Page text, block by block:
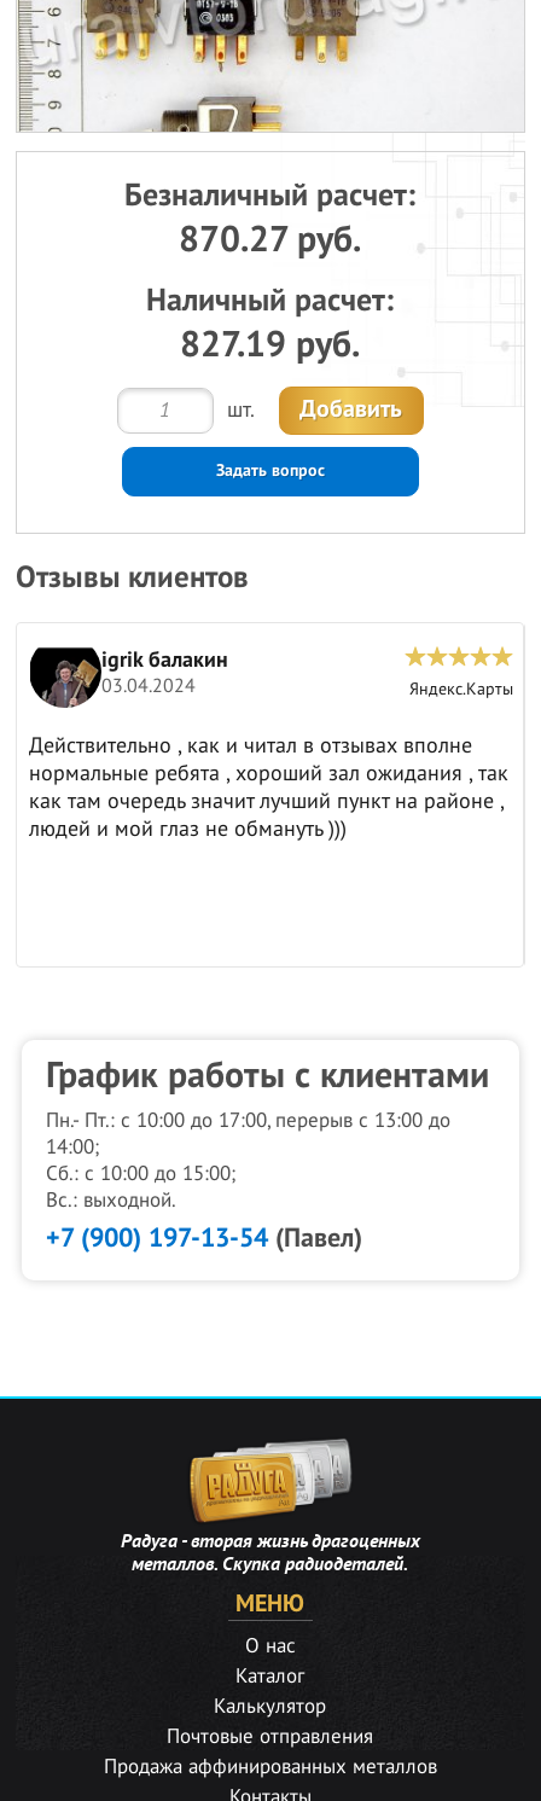
Безналичный расчет:
870.27 руб.
Наличный расчет:
827.19 руб.
шт. Добавить
Задать вопрос
Отзывы клиентов
igrik балакин
03.04.2024 Яндекс.Карты
Действительно , как и читал в отзывах вполне
нормальные ребята , хороший зал ожидания , так
как там очередь значит лучший пункт на районе ,
людей и мой глаз не обмануть )))
График работы с клиентами
Пн.- Пт.: с 10:00 до 17:00, перерыв с 13:00 до
14:00;
Сб.: с 10:00 до 15:00;
Вс.: выходной.
+7 (900) 197-13-54(Павел)
Радуга - вторая жизнь драгоценных
металлов. Скупка радиодеталей.
МЕНЮ
О нас
Каталог
Калькулятор
Почтовые отправления
Продажа аффинированных металлов